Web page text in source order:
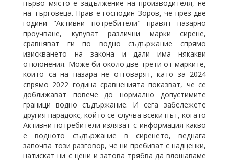
първо място е задължение на производителя, не
на търговеца. Прав е господин Зоров, че през две
години "Активни потребители" правят пазарно
проучване, купуват различни марки сирене,
сравняват ги по водно съдържание спрямо
изискването на закона и дали има някакви
отклонения. Може би около две трети от марките,
които са на пазара не отговарят, като за 2024
спрямо 2022 година сравненията показват, че се
доближават повече до нормално допустимите
граници водно съдържание. И сега забележете
другия парадокс, който се случва всеки път, когато
Активни потребители излязат с информация какво
е водното съдържание в сиренето, веднага
започва този разговор, че ни пребиват с надценки,
натискат ни с цени и затова трябва да влошаваме